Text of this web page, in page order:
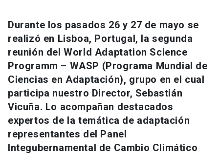
Durante los pasados 26 y 27 de mayo se
realizó en Lisboa, Portugal, la segunda
reunión del World Adaptation Science
Programm – WASP (Programa Mundial de
Ciencias en Adaptación), grupo en el cual
participa nuestro Director, Sebastián
Vicuña. Lo acompañan destacados
expertos de la temática de adaptación
representantes del Panel
Integubernamental de Cambio Climático